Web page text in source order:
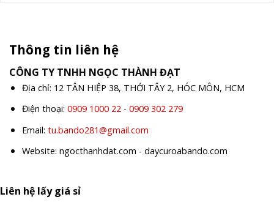
Thông tin liên hệ
CÔNG TY TNHH NGỌC THÀNH ĐẠT
Địa chỉ: 12 TÂN HIỆP 38, THỚI TÂY 2, HÓC MÔN, HCM
Điện thoại: 0909 1000 22- 0909 302 279
Email: tu.bando281@gmail.com
Website: ngocthanhdat.com - daycuroabando.com
Liên hệ lấy giá sỉ